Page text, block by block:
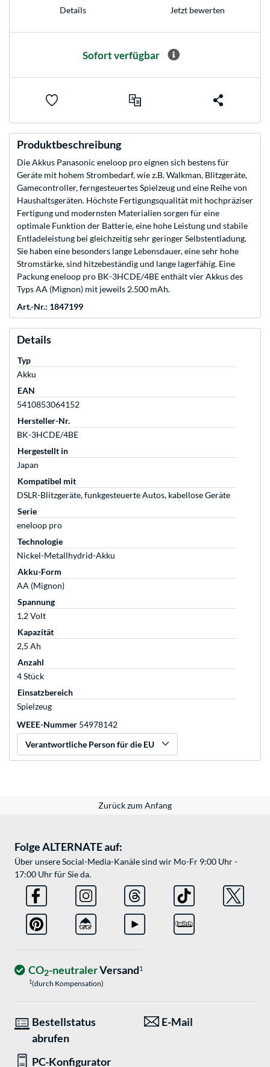
Details Jetzt bewerten
Sofort verfügbar
Produktbeschreibung
Die Akkus Panasonic eneloop pro eignen sich bestens für
Geräte mit hohem Strombedarf, wie z.B. Walkman, Blitzgeräte,
Gamecontroller, ferngesteuertes Spielzeug und eine Reihe von
Haushaltsgeräten. Höchste Fertigungsqualität mit hochpräziser
Fertigung und modernsten Materialien sorgen für eine
optimale Funktion der Batterie, eine hohe Leistung und stabile
Entladeleistung bei gleichzeitig sehr geringer Selbstentladung.
Sie haben eine besonders lange Lebensdauer, eine sehr hohe
Stromstärke, sind hitzebeständig und lange lagerfähig. Eine
Packung eneloop pro BK-3HCDE/4BE enthält vier Akkus des
Typs AA (Mignon) mit jeweils 2.500 mAh.
Art.-Nr.: 1847199
Details
Typ
Akku
EAN
5410853064152
Hersteller-Nr.
BK-3HCDE/4BE
Hergestellt in
Japan
Kompatibel mit
DSLR-Blitzgeräte, funkgesteuerte Autos, kabellose Geräte
Serie
eneloop pro
Technologie
Nickel-Metallhydrid-Akku
Akku-Form
AA (Mignon)
Spannung
1,2 Volt
Kapazität
2,5 Ah
Anzahl
4 Stück
Einsatzbereich
Spielzeug
WEEE-Nummer 54978142
Verantwortliche Person für die EU
Zurück zum Anfang
Folge ALTERNATE auf:
Über unsere Social-Media-Kanäle sind wir Mo-Fr 9:00 Uhr -
17:00 Uhr für Sie da.
CO2-neutralerVersand1
1(durch Kompensation)
Bestellstatus
abrufen
E-Mail
PC-Konfigurator